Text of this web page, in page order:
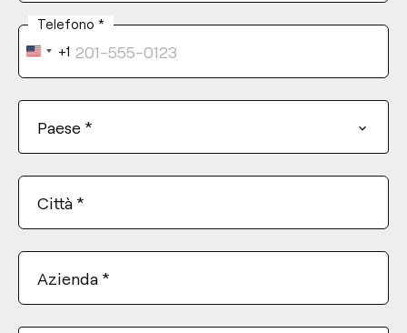
Telefono *
United
States
+1
Paese *
Città *
Azienda *